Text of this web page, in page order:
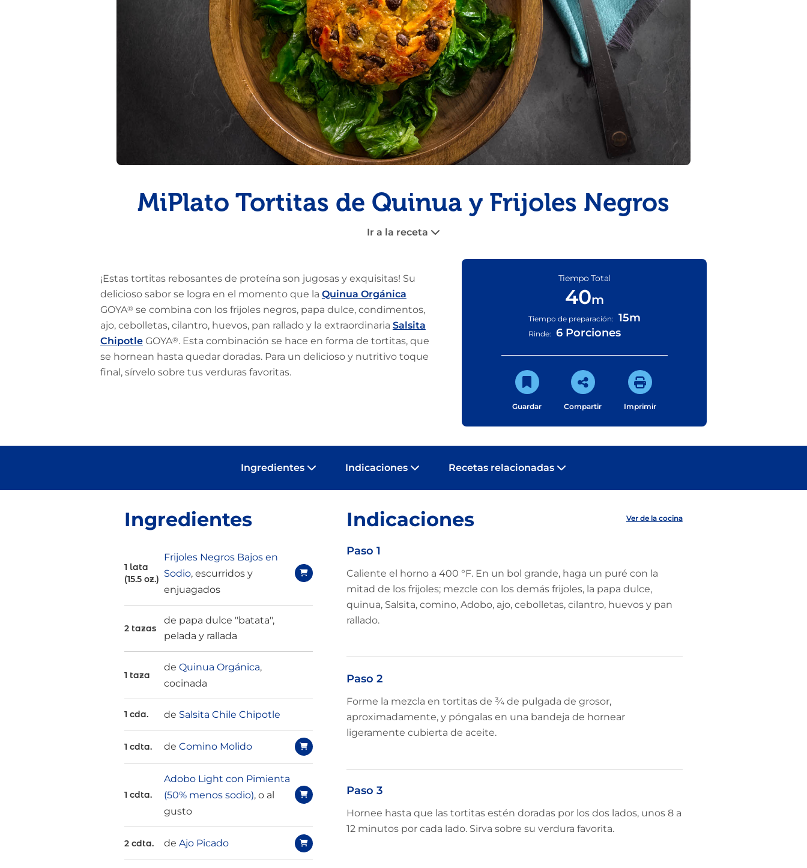
Pudin
Pescado
Camarón
MiPlato Tortitas de Quinua y Frijoles Negros
Ir a la receta
¡Estas tortitas rebosantes de proteína son jugosas y exquisitas! Su
delicioso sabor se logra en el momento que la Quinua Orgánica
GOYA® se combina con los frijoles negros, papa dulce, condimentos,
ajo, cebolletas, cilantro, huevos, pan rallado y la extraordinaria Salsita
ChipotleGOYA®. Esta combinación se hace en forma de tortitas, que
se hornean hasta quedar doradas. Para un delicioso y nutritivo toque
final, sírvelo sobre tus verduras favoritas.
Tiempo Total
40m
Tiempo de preparación: 15m
Rinde: 6 Porciones
Guardar Compartir Imprimir
Ingredientes Indicaciones Recetas relacionadas
Ingredientes
1 lata
(15.5 oz.)
Frijoles Negros Bajos en
Sodio, escurridos y
enjuagados
2 tazas
de papa dulce "batata",
pelada y rallada
1 taza
deQuinua Orgánica,
cocinada
1 cda. de Salsita Chile Chipotle
1 cdta. deComino Molido
1 cdta.
Adobo Light con Pimienta
(50% menos sodio), o al
gusto
2 cdta. deAjo Picado
Indicaciones Ver de la cocina
Paso 1
Caliente el horno a 400 °F. En un bol grande, haga un puré con la
mitad de los frijoles; mezcle con los demás frijoles, la papa dulce,
quinua, Salsita, comino, Adobo, ajo, cebolletas, cilantro, huevos y pan
rallado.
Paso 2
Forme la mezcla en tortitas de ¾ de pulgada de grosor,
aproximadamente, y póngalas en una bandeja de hornear
ligeramente cubierta de aceite.
Paso 3
Hornee hasta que las tortitas estén doradas por los dos lados, unos 8 a
12 minutos por cada lado. Sirva sobre su verdura favorita.